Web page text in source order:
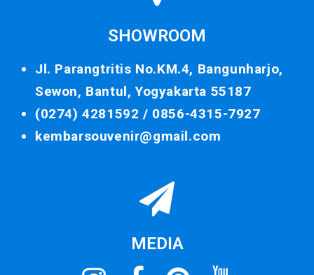
SHOWROOM
Jl. Parangtritis No.KM.4, Bangunharjo,
Sewon, Bantul, Yogyakarta 55187
(0274) 4281592 / 0856-4315-7927
kembarsouvenir@gmail.com
MEDIA